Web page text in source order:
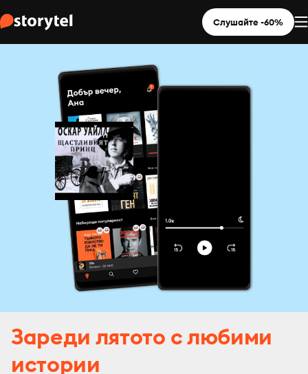
Слушайте -60%
Зареди лятото с любими
истории